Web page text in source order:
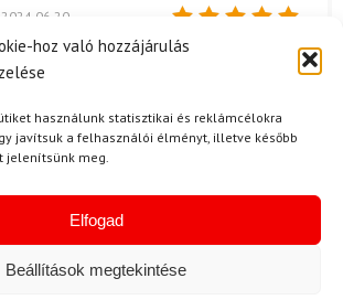
hoz való hozzájárulás
használunk statisztikai és reklámcélokra
javítsuk a felhasználói élményt, illetve később
jelenítsünk meg.
Elfogad
Beállítások megtekintése
Értékelés:
2024.06.20.
kapcsolatban is maximálisan
vagyok. A termék időben érkezett, és
jól zajlott, ahogy azt elvártam.
Értékelés:
egyszerűen fantasztikus, az